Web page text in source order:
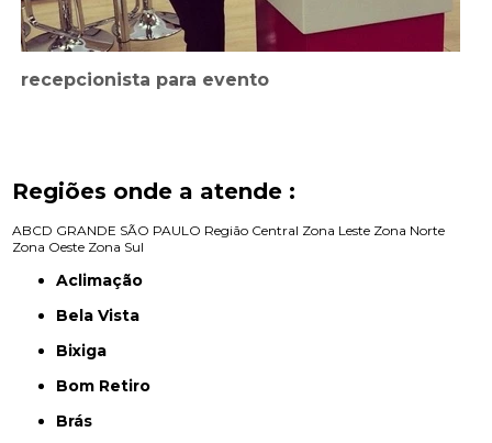
recepcionista para evento
Regiões onde a atende :
ABCD GRANDE SÃO PAULO Região Central Zona Leste Zona Norte
Zona Oeste Zona Sul
Aclimação
Bela Vista
Bixiga
Bom Retiro
Brás